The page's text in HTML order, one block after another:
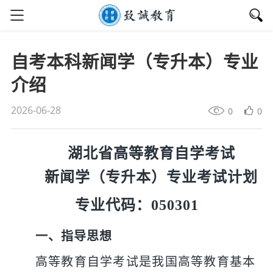
自考本科新闻学（专升本）专业
介绍
2026-06-28 0 0
湖北省高等教育自学考试
新闻学（专升本）专业考试计划
专业代码： 050301
一、指导思想
高等教育自学考试是我国 高等教育基本